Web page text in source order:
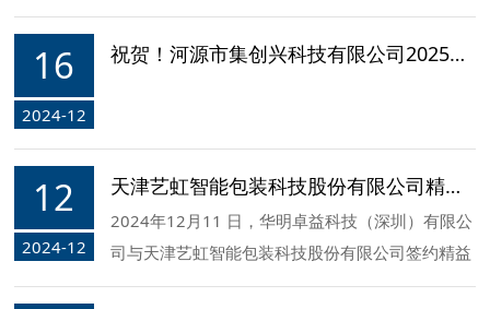
16
2024-12
祝贺！河源市集创兴科技有限公司2025年第三年度战略规划项目签约
12
2024-12
天津艺虹智能包装科技股份有限公司精益数字化工厂建设咨询项目签约
2024年12月11 日，华明卓益科技（深圳）有限公
司与天津艺虹智能包装科技股份有限公司签约精益
数字化工厂建设咨询项目！